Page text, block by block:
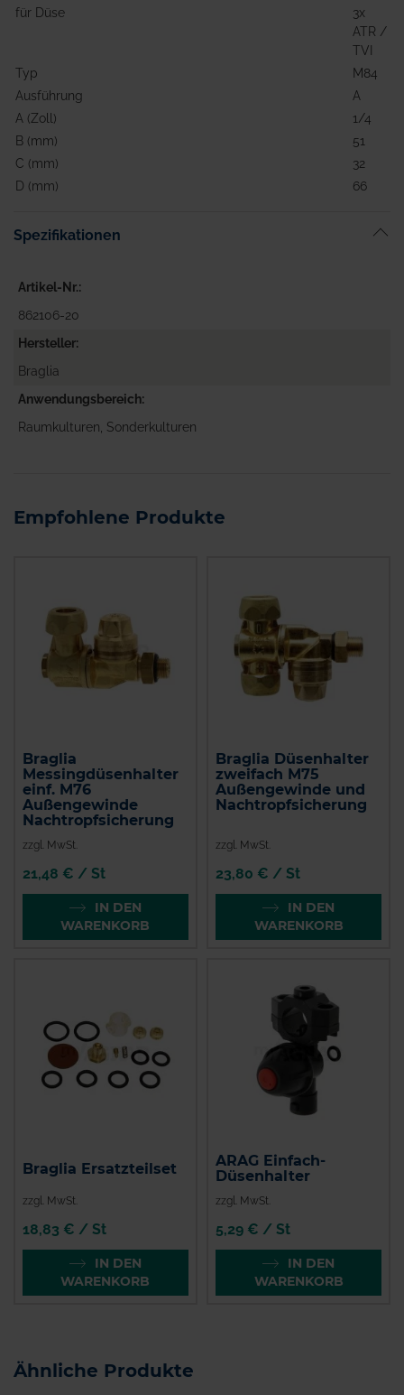
für Düse
3x
ATR /
TVI
Typ
M84
Ausführung
A
A (Zoll)
1/4
B (mm)
51
C (mm)
32
D (mm)
66
Spezifikationen
Artikel-Nr.
862106-20
Hersteller
Braglia
Anwendungsbereich
Raumkulturen, Sonderkulturen
Empfohlene Produkte
Braglia
Messingdüsenhalter
einf. M76
Außengewinde
Nachtropfsicherung
zzgl. MwSt.
21,48 € / St
IN DEN
WARENKORB
Braglia Düsenhalter
zweifach M75
Außengewinde und
Nachtropfsicherung
zzgl. MwSt.
23,80 € / St
IN DEN
WARENKORB
Braglia Ersatzteilset
zzgl. MwSt.
18,83 € / St
IN DEN
WARENKORB
ARAG Einfach-
Düsenhalter
zzgl. MwSt.
5,29 € / St
IN DEN
WARENKORB
Ähnliche Produkte